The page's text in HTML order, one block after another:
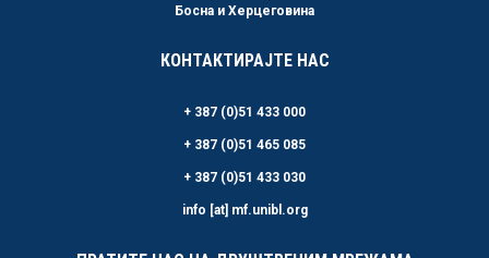
Босна и Херцеговина
КОНТАКТИРАЈТЕ НАС
+ 387 (0)51 433 000
+ 387 (0)51 465 085
+ 387 (0)51 433 030
info [at] mf.unibl.org